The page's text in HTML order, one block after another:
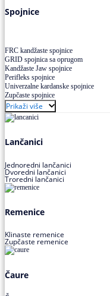
Spojnice
FRC kandžaste spojnice
GRID spojnica sa oprugom
Kandžaste Jaw spojnice
Perifleks spojnice
Univerzalne kardanske spojnice
Zupčaste spojnice
Prikaži više
Lančanici
Jednoredni lančanici
Dvoredni lančanici
Troredni lančanici
Remenice
Klinaste remenice
Zupčaste remenice
Čaure